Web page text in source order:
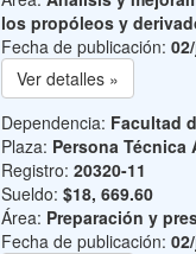
los propóleos y
Fecha de publicación:
Ver detalles »
Dependencia: Facultad
Plaza: Persona Técnica
Registro: 20320-11
Sueldo: $18, 669.60
Área: Preparación y
Fecha de publicación: